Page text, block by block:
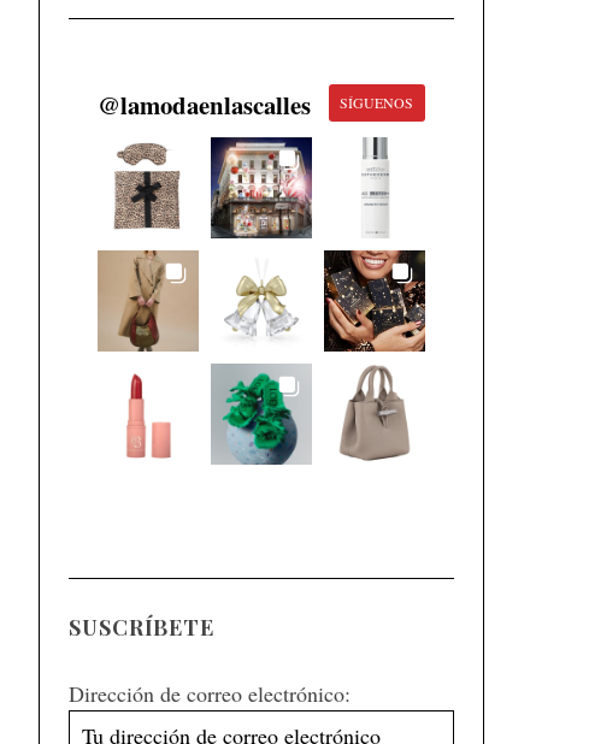
@lamodaenlascalles SÍGUENOS
SUSCRÍBETE
Dirección de correo electrónico: